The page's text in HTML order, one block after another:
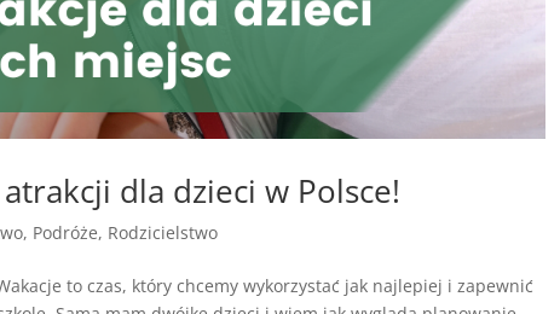
dla dzieci w Polsce!
, Podróże, Rodzicielstwo
to czas, który chcemy wykorzystać jak najlepiej i zapewnić